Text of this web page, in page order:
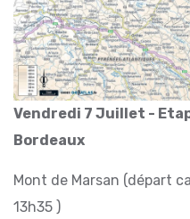
Vendredi 7 Juillet -
Bordeaux
Mont de Marsan (départ
13h35 )